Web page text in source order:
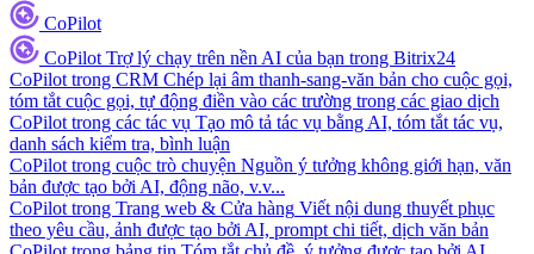
CoPilot
CoPilot Trợ lý chạy trên nền AI của bạn trong Bitrix24
CoPilot trong CRM Chép lại âm thanh-sang-văn bản cho cuộc gọi,
tóm tắt cuộc gọi, tự động điền vào các trường trong các giao dịch
CoPilot trong các tác vụ Tạo mô tả tác vụ bằng AI, tóm tắt tác vụ,
danh sách kiểm tra, bình luận
CoPilot trong cuộc trò chuyện Nguồn ý tưởng không giới hạn, văn
bản được tạo bởi AI, động não, v.v...
CoPilot trong Trang web & Cửa hàng Viết nội dung thuyết phục
theo yêu cầu, ảnh được tạo bởi AI, prompt chi tiết, dịch văn bản